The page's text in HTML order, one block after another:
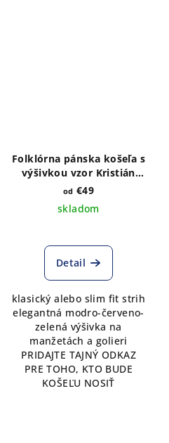
Folklórna pánska košeľa s
výšivkou vzor Kristián
folk2
od €49
skladom
Detail
klasický alebo slim fit strih
elegantná modro-červeno-
zelená výšivka na
manžetách a golieri
PRIDAJTE TAJNÝ ODKAZ
PRE TOHO, KTO BUDE
KOŠEĽU NOSIŤ